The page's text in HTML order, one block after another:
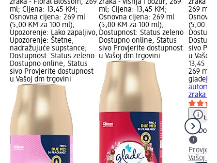
zraka - Floral Blossom, 269
ml; Cijena: 13,45 KM;
Osnovna cijena: 269 ml
(5,00 KM za 100 ml);
Upozorenje: Lako zapaljivo,
Upozorenje: Štetne,
nadražujuće supstance;
Dostupnost: Status zeleno
Dostupno online, Status
sivo Provjerite dostupnost
u Vašoj dm trgovini
zraka - višnja i božur, 269
ml; Cijena: 13,45 KM;
Osnovna cijena: 269 ml
(5,00 KM za 100 ml);
Dostupnost: Status zeleno
Dostupno online, Status
sivo Provjerite dostupnost
u Vašoj dm trgovini
zraka -
269 ml;
(5,00
sivo
u Vašoj
13,45 KM
269 ml
glade
zraka -
Vašoj